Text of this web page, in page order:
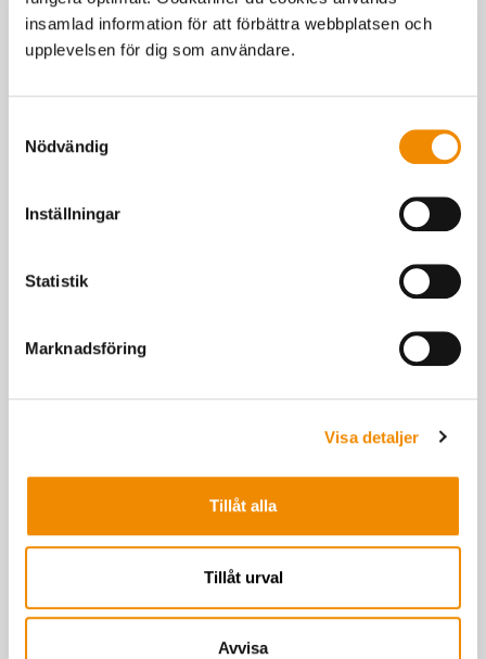
insamlad information för att förbättra webbplatsen och
upplevelsen för dig som användare.
Nödvändig
Inställningar
Statistik
Marknadsföring
Visa detaljer
Tillåt alla
Tillåt urval
Avvisa
Cia Candell och Elin Anderssons berättar
Du kanske också är intresserad av
Avelsrådgivning
Genetiskt starka djur producerar mer. Med en genomtänkt
hög avkastning, god hälsa och funktionell exteriör.